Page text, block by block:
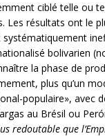
ciblé telle ou
résultats ont le
bolivarien
la phase de
plus qu’un
populaire», avec
au Brésil ou
redoutable que